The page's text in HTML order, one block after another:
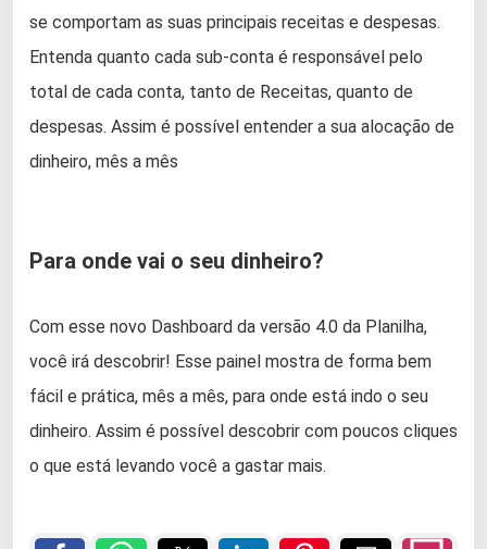
se comportam as suas principais receitas e despesas.
Entenda quanto cada sub-conta é responsável pelo
total de cada conta, tanto de Receitas, quanto de
despesas. Assim é possível entender a sua alocação de
dinheiro, mês a mês
Para onde vai o seu dinheiro?
Com esse novo Dashboard da versão 4.0 da Planilha,
você irá descobrir! Esse painel mostra de forma bem
fácil e prática, mês a mês, para onde está indo o seu
dinheiro. Assim é possível descobrir com poucos cliques
o que está levando você a gastar mais.